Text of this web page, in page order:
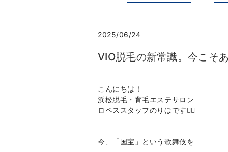
2025/06/24
VIO脱毛の新常識。今こそ
こんにちは！
浜松脱毛・育毛エステサロン
ロペススタッフのりほです👩‍⚕️
今、「国宝」という歌舞伎を